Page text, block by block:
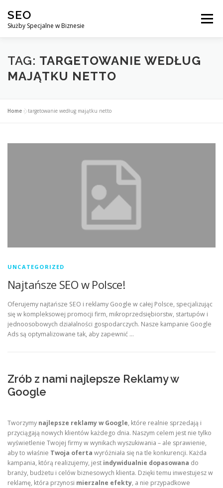
treści
SEO
Służby Specjalne w Biznesie
Menu
AGENCJA SEO CO ZYSKUJESZ ?
TAG: TARGETOWANIE WEDŁUG
MAJĄTKU NETTO
Home »targetowanie według majątku netto
UNCATEGORIZED
Najtańsze SEO w Polsce!
Oferujemy najtańsze SEO i reklamy Google w całej Polsce, specjalizując
się w kompleksowej promocji firm, mikroprzedsiębiorstw, startupów i
jednoosobowych działalności gospodarczych. Nasze kampanie Google
Ads są optymalizowane tak, aby zapewnić …
Zrób z nami najlepsze Reklamy w
Google
Tworzymy najlepsze reklamy w Google, które realnie sprzedają i
przyciągają nowych klientów każdego dnia. Naszym celem jest nie tylko
wyświetlenie Twojej firmy w wynikach wyszukiwania – ale sprawienie,
aby to właśnie Twoja oferta wyróżniała się na tle konkurencji. Każda
kampania, którą realizujemy, jest indywidualnie dopasowana do
branży, budżetu i celów biznesowych klienta. Dzięki temu inwestujesz w
reklamę, która przynosi mierzalne efekty, a nie przypadkowe